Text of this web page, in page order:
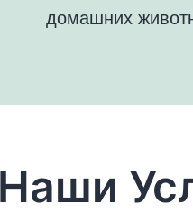
домашних
Наши